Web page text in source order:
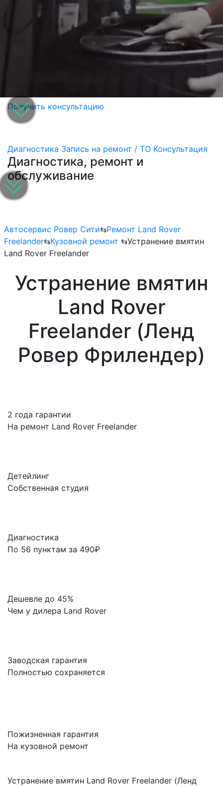
Получить консультацию
Диагностика Запись на ремонт / ТО Консультация
Диагностика, ремонт и
обслуживание
Автосервис Ровер Сити⇆Ремонт Land Rover
Freelander⇆Кузовной ремонт ⇆Устранение вмятин
Land Rover Freelander
Устранение вмятин
Land Rover
Freelander (Ленд
Ровер Фрилендер)
2 года гарантии
На ремонт Land Rover Freelander
Детейлинг
Собственная студия
Диагностика
По 56 пунктам за 490₽
Дешевле до 45%
Чем у дилера Land Rover
Заводская гарантия
Полностью сохраняется
Пожизненная гарантия
На кузовной ремонт
Устранение вмятин Land Rover Freelander (Ленд